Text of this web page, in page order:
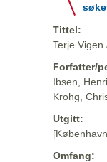
Tittel:
Terje
Forfatter/
Ibsen,
Krohg,
Utgitt:
Omfang: